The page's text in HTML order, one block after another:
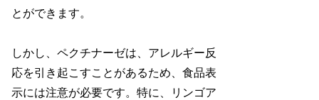
とができます。
しかし、ペクチナーゼは、アレルギー反
応を引き起こすことがあるため、食品表
示には注意が必要です。特に、リンゴア